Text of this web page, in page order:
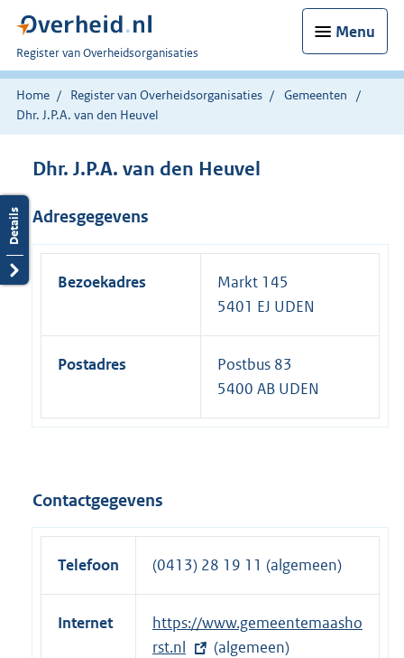
Menu
U
bent
nu
hier:
Register van Overheidsorganisaties
Home Register van Overheidsorganisaties
Gemeenten
Dhr. J.P.A. van den Heuvel
Dhr. J.P.A. van den Heuvel
Adresgegevens
Bezoekadres
Markt 145
5401 EJ UDEN
Postadres
Postbus 83
5400 AB UDEN
Contactgegevens
Telefoon (0413) 28 19 11 (algemeen)
Internet
E
x
https://www.gemeentemaasho
rst.nl
(algemeen)